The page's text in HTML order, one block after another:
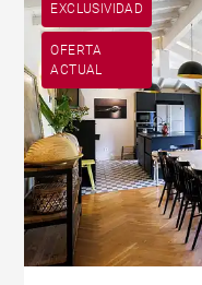
EXCLUSIVIDAD
OFERTA
ACTUAL